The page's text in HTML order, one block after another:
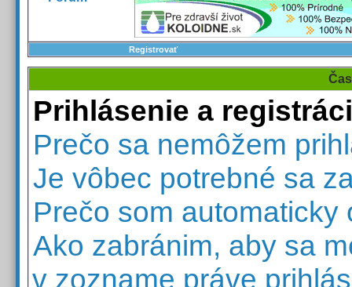
Registrovať
Prihlásenie a
Prečo sa nemôžem
Je vôbec potrebné sa
Prečo som automaticky
Ako zabránim, aby sa
v zozname práve